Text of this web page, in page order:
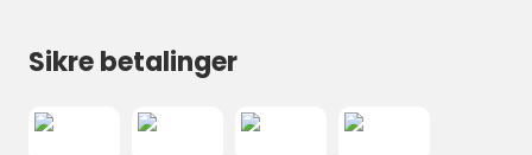
Sikre betalinger